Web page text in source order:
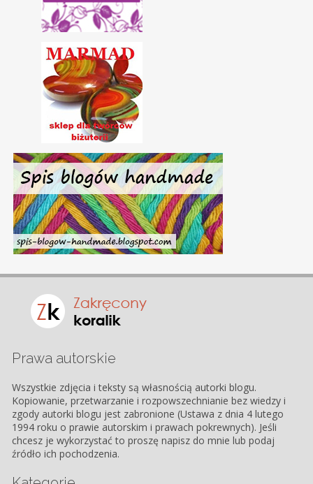
Prawa autorskie
Wszystkie zdjęcia i teksty są własnością autorki blogu.
Kopiowanie, przetwarzanie i rozpowszechnianie bez wiedzy i
zgody autorki blogu jest zabronione (Ustawa z dnia 4 lutego
1994 roku o prawie autorskim i prawach pokrewnych). Jeśli
chcesz je wykorzystać to proszę napisz do mnie lub podaj
źródło ich pochodzenia.